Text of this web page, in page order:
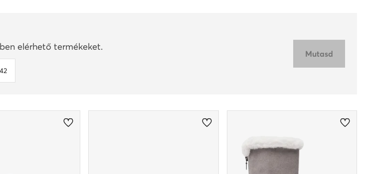
elérhető termékeket.
42
Mutasd